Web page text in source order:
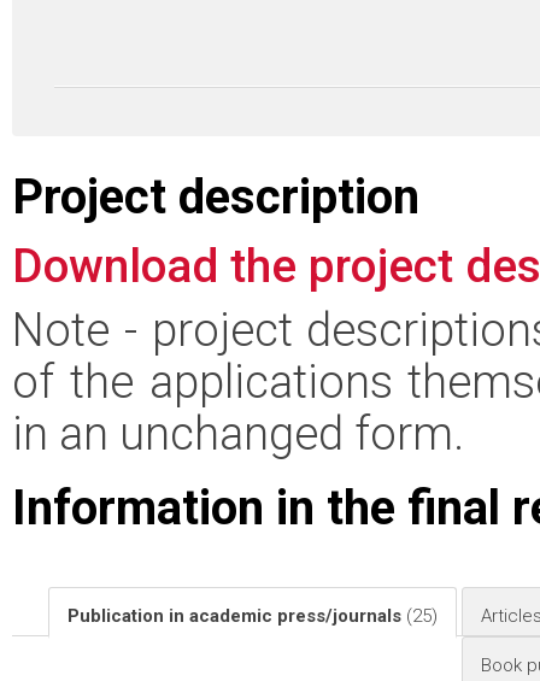
Project description
Download the project
Note - project
of the applications
in an unchanged form.
Information in the final
Publication in academic press/journals (25)
Book